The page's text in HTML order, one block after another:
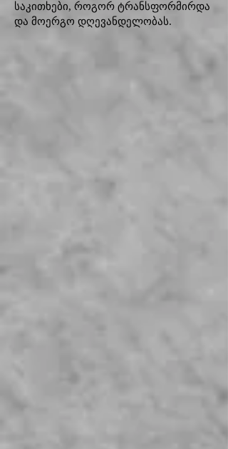
საკითხები, როგორ ტრანსფორმირდა
და მოერგო დღევანდელობას.